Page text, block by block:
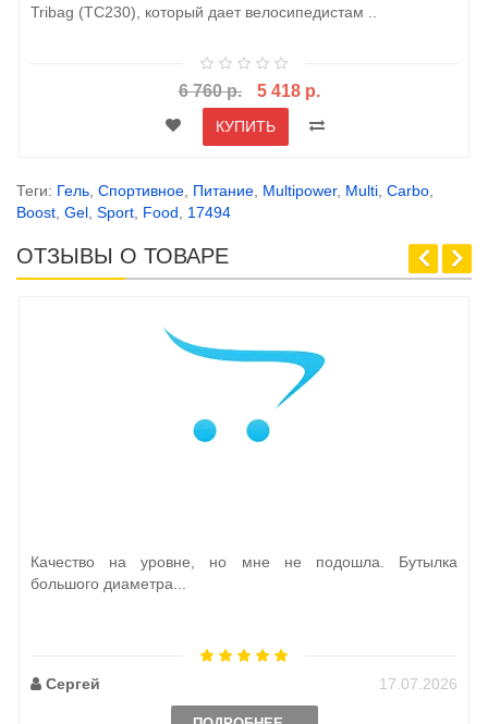
Tribag (TC230), который дает велосипедистам ..
6 760 р. 5 418 р.
КУПИТЬ
Теги: Гель Спортивное Питание Multipower, Multi Carbo
Boost Gel Sport Food 17494
ОТЗЫВЫ О ТОВАРЕ
Качество на уровне, но мне не подошла. Бутылка
большого диаметра...
Сергей 17.07.2026